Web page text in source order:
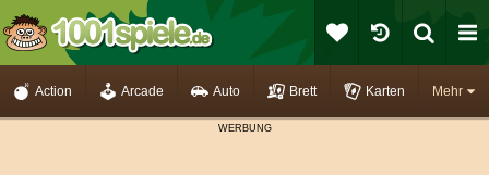
Mehr
Action Arcade Auto Brett Karten